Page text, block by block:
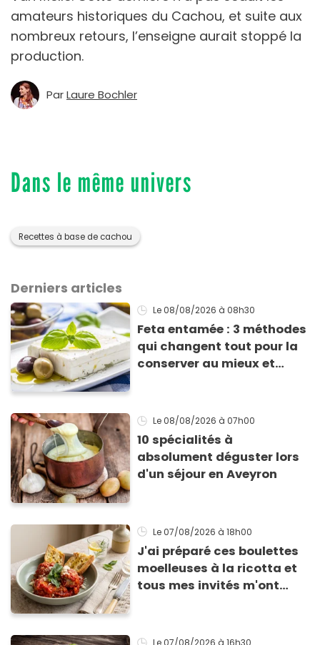
amateurs historiques du Cachou, et suite aux
nombreux retours, l’enseigne aurait stoppé la
production.
ParLaure Bochler
Dans le même univers
Recettes à base de cachou
Derniers articles
Le 08/08/2026 à 08h30
Feta entamée : 3 méthodes
qui changent tout pour la
conserver au mieux et
Le 08/08/2026 à 07h00
10 spécialités à
absolument déguster lors
d'un séjour en Aveyron
Le 07/08/2026 à 18h00
J'ai préparé ces boulettes
moelleuses à la ricotta et
tous mes invités m'ont
Le 07/08/2026 à 16h30